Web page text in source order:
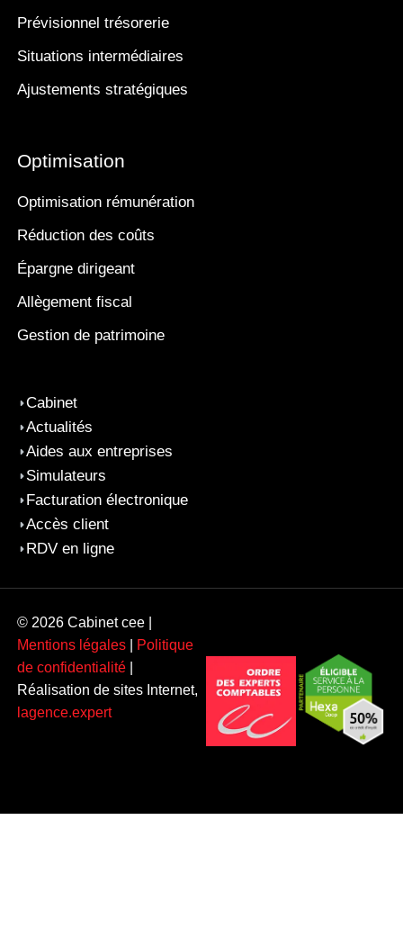
Prévisionnel trésorerie
Situations intermédiaires
Ajustements stratégiques
Optimisation
Optimisation rémunération
Réduction des coûts
Épargne dirigeant
Allègement fiscal
Gestion de patrimoine
Cabinet
Actualités
Aides aux entreprises
Simulateurs
Facturation électronique
Accès client
RDV en ligne
© 2026 Cabinet cee |
Mentions légales
Politique
de confidentialité
Réalisation de sites Internet,
lagence.expert